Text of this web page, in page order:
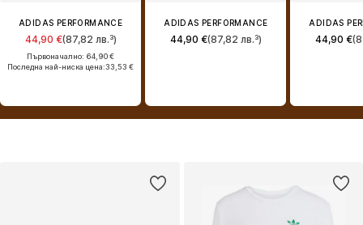
ADIDAS PERFORMANCE
44,90 €(87,82 лв.³)
Първоначално: 64,90 €
Последна най-ниска цена:33,53 €
ADIDAS PERFORMANCE
44,90 €(87,82 лв.³)
ADIDAS
44,90 €